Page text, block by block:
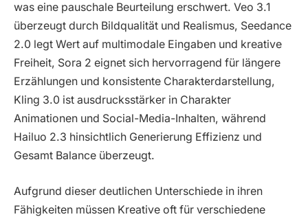
was eine pauschale Beurteilung erschwert. Veo 3.1
überzeugt durch Bildqualität und Realismus, Seedance
2.0 legt Wert auf multimodale Eingaben und kreative
Freiheit, Sora 2 eignet sich hervorragend für längere
Erzählungen und konsistente Charakterdarstellung,
Kling 3.0 ist ausdrucksstärker in Charakter
Animationen und Social-Media-Inhalten, während
Hailuo 2.3 hinsichtlich Generierung Effizienz und
Gesamt Balance überzeugt.
Aufgrund dieser deutlichen Unterschiede in ihren
Fähigkeiten müssen Kreative oft für verschiedene